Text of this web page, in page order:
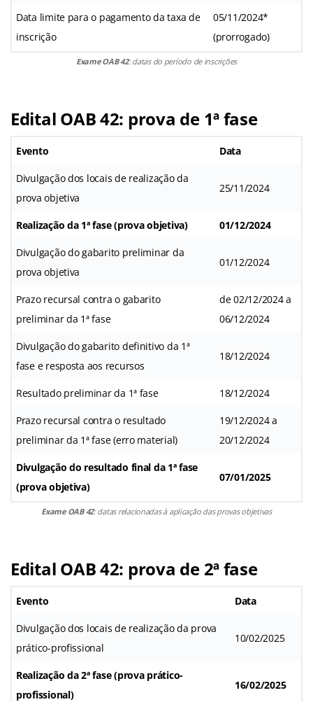
Data limite para o pagamento da taxa de
inscrição
05/11/2024*
(prorrogado)
Exame OAB 42: datas do período de inscrições
Edital OAB 42: prova de 1ª fase
Evento Data
Divulgação dos locais de realização da
prova objetiva
25/11/2024
Realização da 1ª fase (prova objetiva) 01/12/2024
Divulgação do gabarito preliminar da
prova objetiva
01/12/2024
Prazo recursal contra o gabarito
preliminar da 1ª fase
de 02/12/2024 a
06/12/2024
Divulgação do gabarito definitivo da 1ª
fase e resposta aos recursos
18/12/2024
Resultado preliminar da 1ª fase 18/12/2024
Prazo recursal contra o resultado
preliminar da 1ª fase (erro material)
19/12/2024 a
20/12/2024
Divulgação do resultado final da 1ª fase
(prova objetiva)
07/01/2025
Exame OAB 42: datas relacionadas à aplicação das provas objetivas
Edital OAB 42: prova de 2ª fase
Evento Data
Divulgação dos locais de realização da prova
prático-profissional
10/02/2025
Realização da 2ª fase (prova prático-
profissional)
16/02/2025